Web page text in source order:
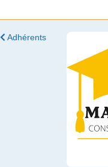
Adhérents